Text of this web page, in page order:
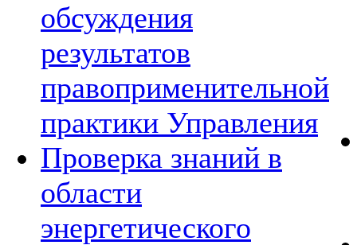
обсуждения
результатов
правоприменительной
практики Управления
Проверка знаний в
области
энергетического